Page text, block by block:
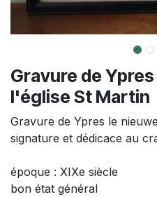
Gravure de
l'église St Martin
Gravure de Ypres le
signature et dédicace au
époque : XIXe siècle
bon état général